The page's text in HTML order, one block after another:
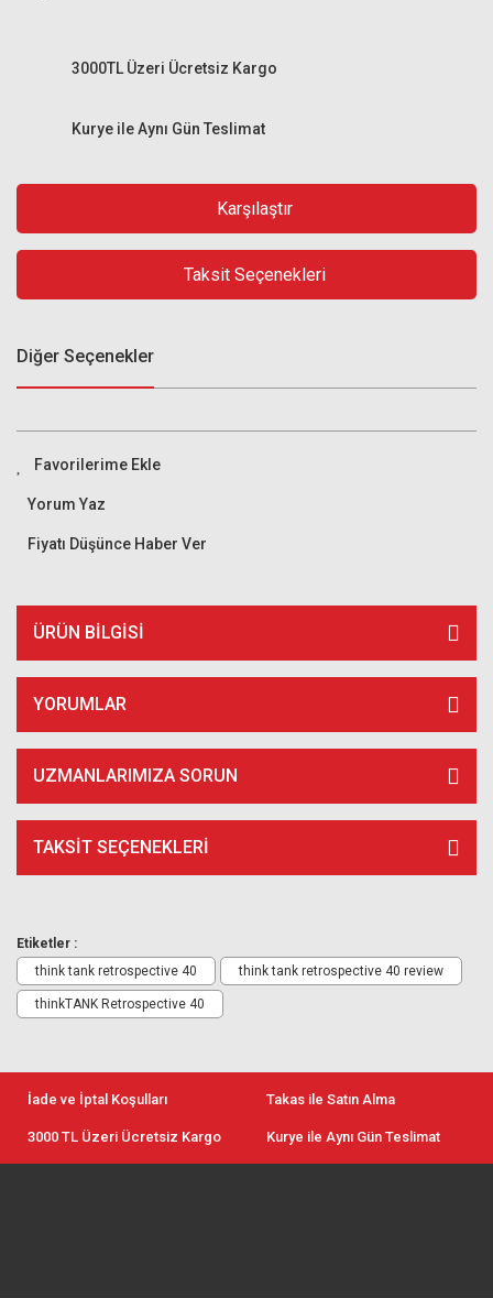
Kurye ile Aynı Gün Teslimat
3000TL Üzeri Ücretsiz Kargo
Karşılaştır
Taksit Seçenekleri
Diğer Seçenekler
Yorum Yaz
Fiyatı Düşünce Haber Ver
ÜRÜN BILGISI
YORUMLAR
UZMANLARIMIZA SORUN
TAKSIT SEÇENEKLERI
Etiketler :
think tank retrospective 40
think tank retrospective 40 review
thinkTANK Retrospective 40
İade ve İptal Koşulları Takas ile Satın Alma
3000 TL Üzeri Ücretsiz Kargo Kurye ile Aynı Gün Teslimat